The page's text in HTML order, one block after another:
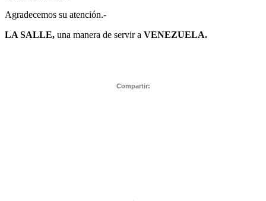
Agradecemos su atención.-
LA SALLE, una manera de servir a VENEZUELA.
Compartir: